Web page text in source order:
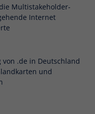
die Multistakeholder-
Internet
von .de in Deutschland
und